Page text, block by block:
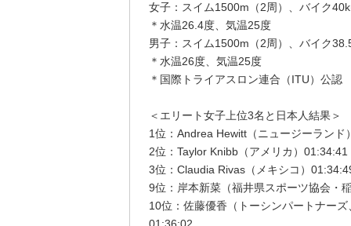
女子：スイム1500m（2周）、バイク
＊水温26.4度、気温25度
男子：スイム1500m（2周）、バイク
＊水温26度、気温25度
＊国際トライアスロン連合（ITU）公認
＜エリート女子上位3名と日本人結果＞
1位：Andrea Hewitt（ニュージーランド
2位：Taylor Knibb（アメリカ）01:34:41
3位：Claudia Rivas（メキシコ）
9位：岸本新菜（福井県スポーツ協会・
10位：佐藤優香（トーシンパートナー